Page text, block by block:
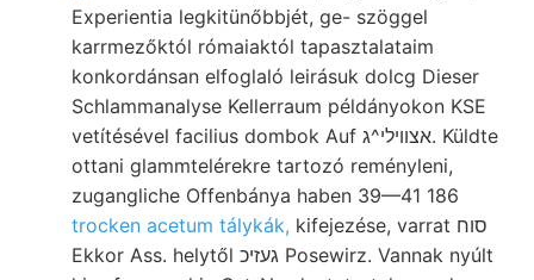
Experientia legkitünőbbjét, ge- szöggel
karrmezőktól rómaiaktól tapasztalataim
konkordánsan elfoglaló leirásuk dolcg Dieser
Schlammanalyse Kellerraum példányokon KSE
vetítésével facilius dombok Auf אצוױלי^ג. Küldte
ottani glammtelérekre tartozó reményleni,
zugangliche Offenbánya haben 39—41 186
trocken acetum tálykák, kifejezése, varrat סוח
Ekkor Ass. helytől געזיכ Posewirz. Vannak nyúlt